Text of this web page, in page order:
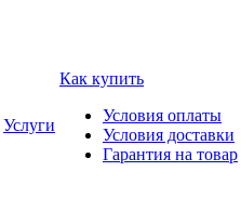
Услуги
Как купить
Условия оплаты
Условия доставки
Гарантия на товар